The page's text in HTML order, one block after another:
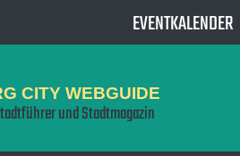
CITY WEBGUIDE
und Stadtmagazin
EVENTKALENDER